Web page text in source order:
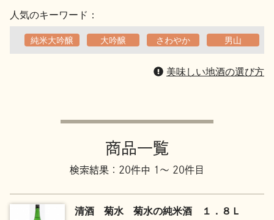
歳時記 地酒蔵元会検定
地酒小説
人気のキーワード：
純米大吟醸 大吟醸 さわやか 男山
美味しい地酒の選び方
商品一覧
検索結果：20件中 1～ 20件目
清酒 菊水 菊水の純米酒 １．８Ｌ